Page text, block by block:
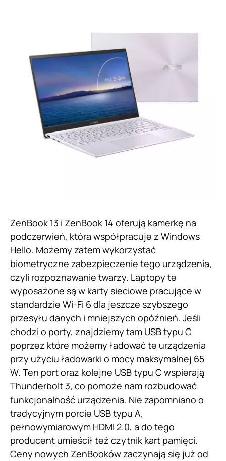
ZenBook 13 i ZenBook 14 oferują kamerkę na
podczerwień, która współpracuje z Windows
Hello. Możemy zatem wykorzystać
biometryczne zabezpieczenie tego urządzenia,
czyli rozpoznawanie twarzy. Laptopy te
wyposażone są w karty sieciowe pracujące w
standardzie Wi-Fi 6 dla jeszcze szybszego
przesyłu danych i mniejszych opóźnień. Jeśli
chodzi o porty, znajdziemy tam USB typu C
poprzez które możemy ładować te urządzenia
przy użyciu ładowarki o mocy maksymalnej 65
W. Ten port oraz kolejne USB typu C wspierają
Thunderbolt 3, co pomoże nam rozbudować
funkcjonalność urządzenia. Nie zapomniano o
tradycyjnym porcie USB typu A,
pełnowymiarowym HDMI 2.0, a do tego
producent umieścił też czytnik kart pamięci.
Ceny nowych ZenBooków zaczynają się już od